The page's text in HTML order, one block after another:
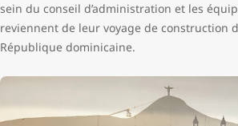
sein du conseil d’administration et les
reviennent de leur voyage de construction
République dominicaine.